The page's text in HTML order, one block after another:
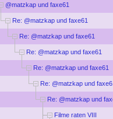
@matzkap und faxe61
Re: @matzkap und faxe61
Re: @matzkap und faxe61
Re: @matzkap und faxe61
Re: @matzkap und faxe61
Re: @matzkap und
Re: @matzkap und
Filme raten VIII